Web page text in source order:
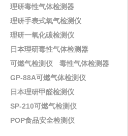
理研毒性气体检测器
理研手表式氧气检测仪
理研一氧化碳检测仪
日本理研毒性气体检测器
可燃气检测仪
毒性气体检测器
GP-88A可燃气体检测仪
日本理研甲醛检测仪
SP-210可燃气检测仪
POP食品安全检测仪